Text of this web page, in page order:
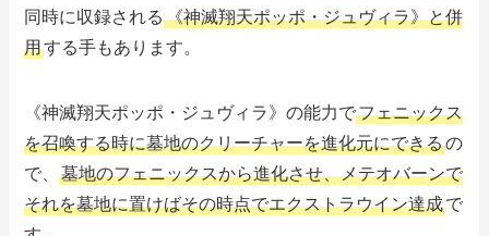
同時に収録される《神滅翔天ポッポ・ジュヴィラ》と併
用する手もあります。
《神滅翔天ポッポ・ジュヴィラ》の能力でフェニックス
を召喚する時に墓地のクリーチャーを進化元にできるの
で、墓地のフェニックスから進化させ、メテオバーンで
それを墓地に置けばその時点でエクストラウイン達成で